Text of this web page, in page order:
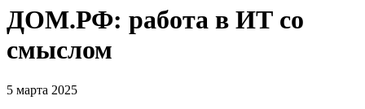
ДОМ.РФ: работа в ИТ со
смыслом
5 марта 2025